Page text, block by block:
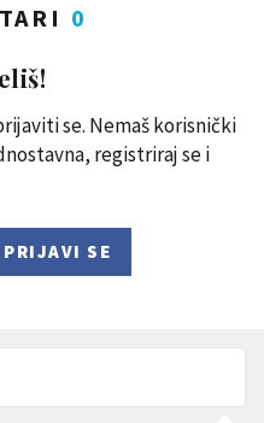
0
se. Nemaš korisnički
registriraj se i
PRIJAVI SE